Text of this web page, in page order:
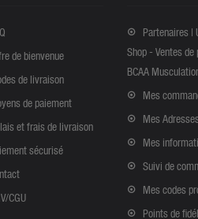
de bienvenue
de livraison
de paiement
et frais de livraison
sécurisé
CGU
Partenaires |
Shop - Ventes
BCAA
Mes
Mes
Mes
Suivi de
Mes codes
Points de